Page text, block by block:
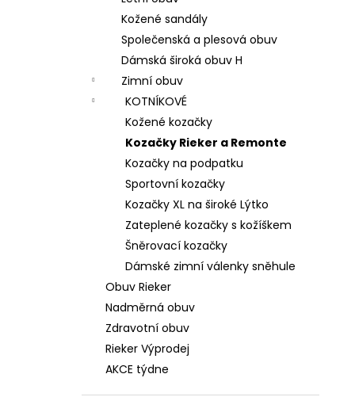
Kožené sandály
Společenská a plesová obuv
Dámská široká obuv H
Zimní obuv
KOTNÍKOVÉ
Kožené kozačky
Kozačky Rieker a Remonte
Kozačky na podpatku
Sportovní kozačky
Kozačky XL na široké Lýtko
Zateplené kozačky s kožíškem
Šněrovací kozačky
Dámské zimní válenky sněhule
Obuv Rieker
Nadměrná obuv
Zdravotní obuv
Rieker Výprodej
AKCE týdne
DÁMSKÉ SANDÁLY NA KLÍNKU ŠÍŘE H 8-
28365-46-304 HNĚDÉ
799 Kč
Původně: 1 699 Kč